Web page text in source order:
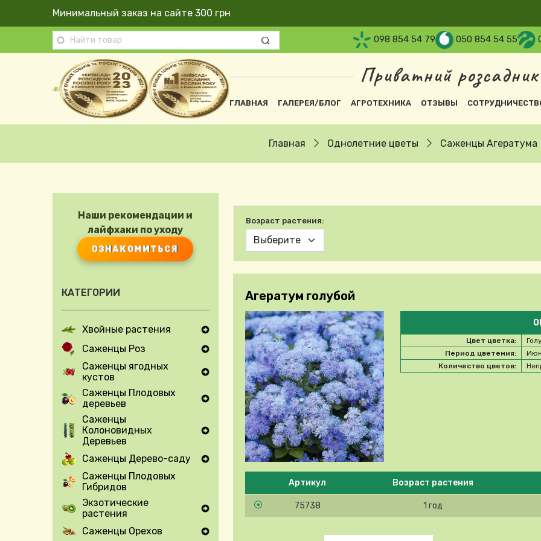
Перейти к основному содержанию
Минимальный заказ на сайте 300 грн
098 854 54 79 050 854 54 55
Приватний
Основна навіґація
ГЛАВНАЯ ГАЛЕРЕЯ/БЛОГ АГРОТЕХНИКА ОТЗЫВЫ
Главная Однолетние цветы Саженцы Агератума
Наши рекомендации и
лайфхаки по уходу
ОЗНАКОМИТЬСЯ
КАТЕГОРИИ
Хвойные растения
Expand Secondary Navigation Menu
Саженцы Роз
Expand Secondary Navigation Menu
Саженцы ягодных
кустов
Expand Secondary Navigation Menu
Саженцы Плодовых
деревьев
Expand Secondary Navigation Menu
Саженцы
Колоновидных
Деревьев
Expand Secondary Navigation Menu
Саженцы Дерево-саду
Expand Secondary Navigation Menu
Саженцы Плодовых
Гибридов
Экзотические
растения
Expand Secondary Navigation Menu
Саженцы Орехов
Expand Secondary Navigation Menu
Возраст растения:
Агератум голубой
Цвет цветка:
Период цветения:
Количество цветов:
Please select product
Артикул Возраст растения
75738 1 год